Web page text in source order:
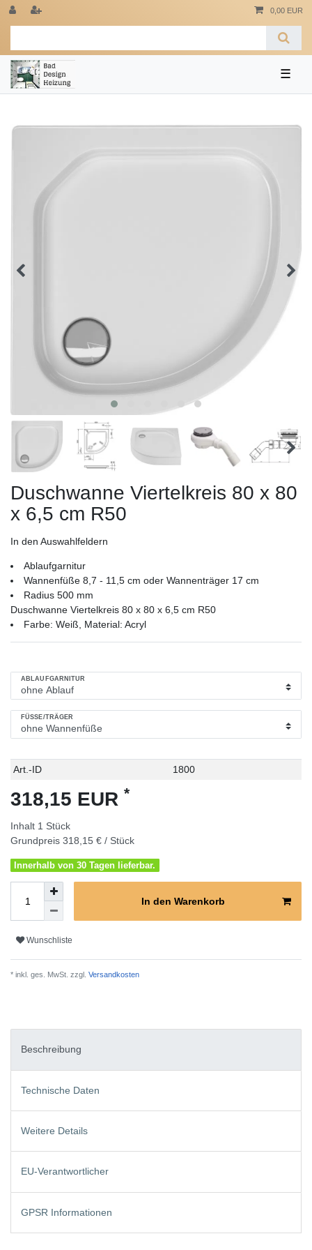
0,00 EUR
☰
Duschwanne Viertelkreis 80 x 80
x 6,5 cm R50
In den Auswahlfeldern
Ablaufgarnitur
Wannenfüße 8,7 - 11,5 cm oder Wannenträger 17 cm
Radius 500 mm
Duschwanne Viertelkreis 80 x 80 x 6,5 cm R50
Farbe: Weiß, Material: Acryl
ABLAUFGARNITUR
FÜSSE/TRÄGER
Technisches
Wert
Art.-ID 1800
318,15 EUR *
Inhalt 1 Stück
Grundpreis 318,15 € / Stück
Innerhalb von 30 Tagen lieferbar.
In den Warenkorb
Wunschliste
* inkl. ges. MwSt. zzgl. Versandkosten
Beschreibung
Technische Daten
Weitere Details
EU-Verantwortlicher
GPSR Informationen